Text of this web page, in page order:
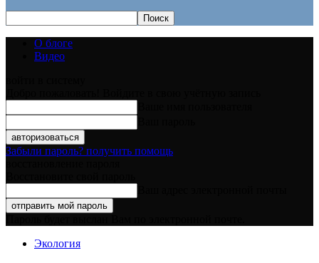
О блоге
Видео
Забыли пароль? получить помощь
Экология